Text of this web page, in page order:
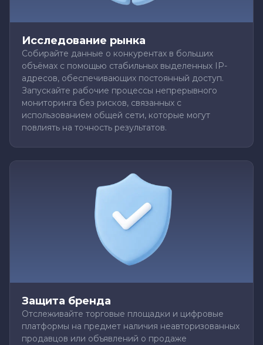
Исследование рынка
Собирайте данные о конкурентах в больших
объёмах с помощью стабильных выделенных IP-
адресов, обеспечивающих постоянный доступ.
Запускайте рабочие процессы непрерывного
мониторинга без рисков, связанных с
использованием общей сети, которые могут
повлиять на точность результатов.
Защита бренда
Отслеживайте торговые площадки и цифровые
платформы на предмет наличия неавторизованных
продавцов или объявлений о продаже